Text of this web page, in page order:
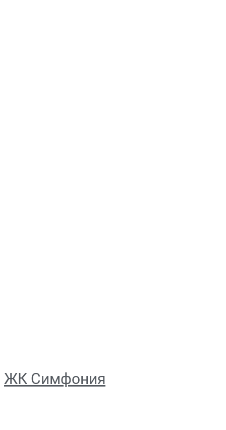
ЖК Симфония